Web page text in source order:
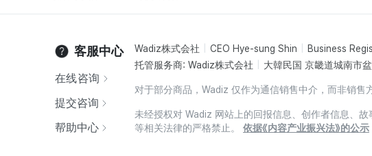
客服中心
在线咨询
提交咨询
帮助中心
Wadiz株式会社 CEO Hye-sung Shin Business
托管服务商: Wadiz株式会社
大韓民国 京畿道城南市
对于部分商品，Wadiz 仅作为通信销售中介，而非销售
未经授权对 Wadiz 网站上的回报信息、创作者信息、故
等相关法律的严格禁止。
依据《内容产业振兴法》的公示